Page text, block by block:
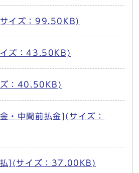
イズ：99.50KB)
イズ：43.50KB)
：40.50KB)
・中間前払金](サイズ：
](サイズ：37.00KB)